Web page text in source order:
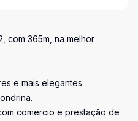
com 365m, na melhor
e mais elegantes
comercio e prestação de